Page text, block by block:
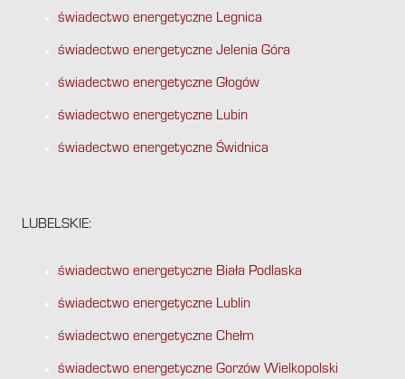
świadectwo energetyczne Legnica
świadectwo energetyczne Jelenia Góra
świadectwo energetyczne Głogów
świadectwo energetyczne Lubin
świadectwo energetyczne Świdnica
LUBELSKIE:
świadectwo energetyczne Biała Podlaska
świadectwo energetyczne Lublin
świadectwo energetyczne Chełm
świadectwo energetyczne Gorzów Wielkopolski